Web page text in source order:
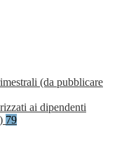
(da pubblicare
ai dipendenti
79